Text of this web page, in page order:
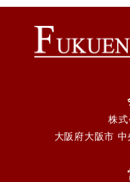
株
大阪府大阪市